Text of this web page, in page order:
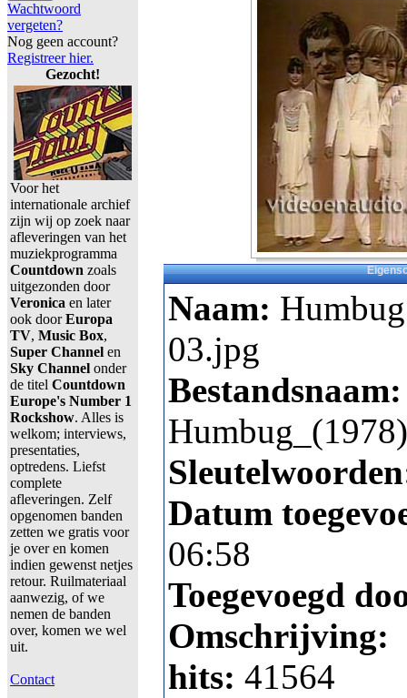
Wachtwoord
vergeten?
Nog geen account?
Registreer hier.
Gezocht!
Voor het
internationale archief
zijn wij op zoek naar
afleveringen van het
muziekprogramma
Countdown zoals
uitgezonden door
Veronica en later
ook doorEuropa
TV, Music Box,
Super Channel en
Sky Channel onder
de titel Countdown
Europe's Number 1
Rockshow. Alles is
welkom; interviews,
presentaties,
optredens. Liefst
complete
afleveringen. Zelf
opgenomen banden
zetten we gratis voor
je over en komen
indien gewenst netjes
retour. Ruilmateriaal
aanwezig, of we
nemen de banden
over, komen we wel
uit.
Contact
Naam:
03.jpg
Bestandsnaam:
Datum
06:58
Toegevoegd
Omschrijving:
hits: 41564